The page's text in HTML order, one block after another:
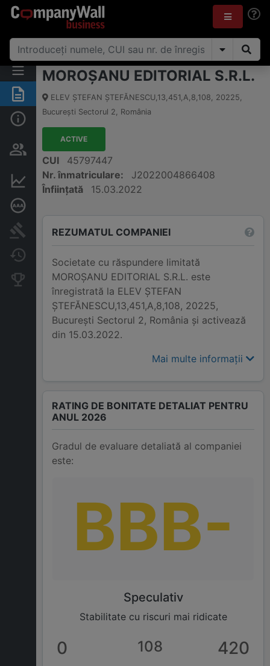
Rezumat
Informații de bază
Persoane și structură de
proprietate
Informații financiare
Publicații în instanță
Companii concurente
MOROŞANU EDITORIAL S.R.L.
ELEV ŞTEFAN ŞTEFĂNESCU,13,451,A,8,108, 20225,
Bucureşti Sectorul 2, România
ACTIVE
CUI
45797447
Nr. înmatriculare:
J2022004866408
Înființată
15.03.2022
REZUMATUL COMPANIEI
Societate cu răspundere limitată
MOROŞANU EDITORIAL S.R.L. este
înregistrată la ELEV ŞTEFAN
ŞTEFĂNESCU,13,451,A,8,108, 20225,
Bucureşti Sectorul 2, România și activează
din 15.03.2022.
Mai multe informații
RATING DE BONITATE DETALIAT PENTRU
ANUL 2026
Gradul de evaluare detaliată al companiei
este:
BBB-
Speculativ
Stabilitate cu riscuri mai ridicate
0 108 420